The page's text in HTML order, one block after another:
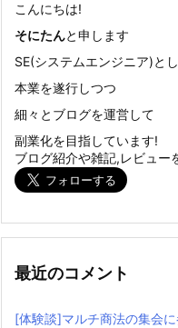
こんにちは!
そにたんと申します
SE(システムエンジニア)と
本業を遂行しつつ
細々とブログを運営して
副業化を目指しています!
ブログ紹介や雑記,レビュー
最近のコメント
[体験談]マルチ商法の集会